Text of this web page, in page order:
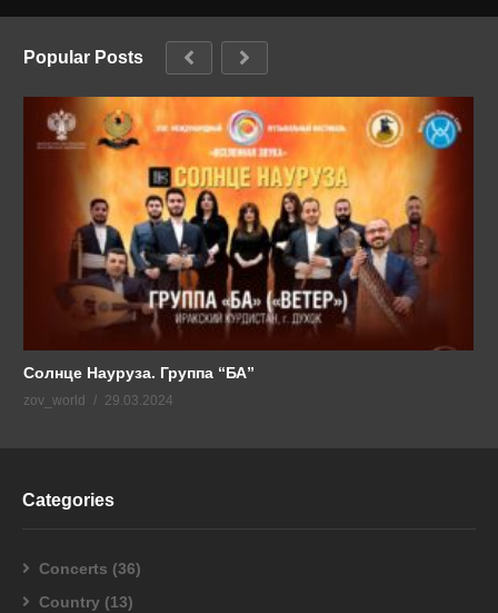
Popular Posts
Солнце Науруза. Группа “БА”
zov_world 29.03.2024
Categories
Concerts (36)
Country (13)